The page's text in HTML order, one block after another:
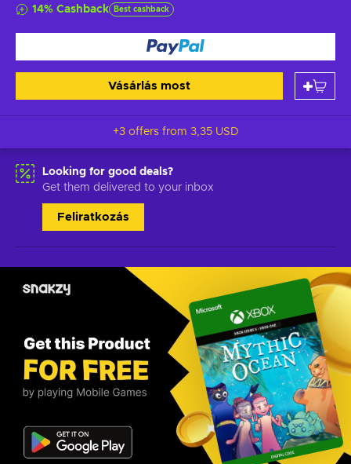
14% Cashback Best cashback
Vásárlás most
+3 offers from 3,35 USD
Looking for good deals?
Get them delivered to your inbox
Feliratkozás